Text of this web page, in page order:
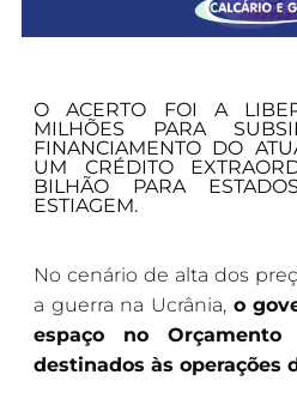
O ACERTO FOI A
MILHÕES PARA
FINANCIAMENTO DO
UM CRÉDITO
BILHÃO PARA
ESTIAGEM.
No cenário de alta dos
a guerra na Ucrânia, o
espaço no
destinados às operações